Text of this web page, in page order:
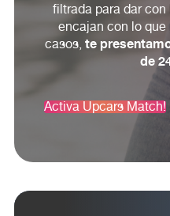
filtrada para dar
encajan con lo
casos, te
de
Activa Upcars Match!